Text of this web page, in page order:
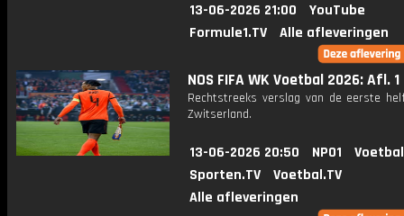
13-06-2026 21:00
YouTube
Formule1.TV
Alle afleveringen
NOS FIFA WK Voetbal 2026: Afl. 1
Rechtstreeks verslag van de eerste
Zwitserland.
13-06-2026 20:50 NPO1
Sporten.TV
Voetbal.TV
Alle afleveringen